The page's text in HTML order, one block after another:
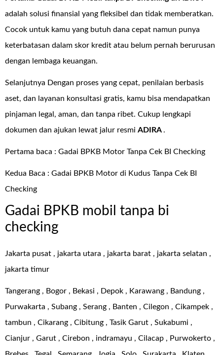
adalah solusi finansial yang fleksibel dan tidak memberatkan.
Cocok untuk kamu yang butuh dana cepat namun punya
keterbatasan dalam skor kredit atau belum pernah berurusan
dengan lembaga keuangan.
Selanjutnya Dengan proses yang cepat, penilaian berbasis
aset, dan layanan konsultasi gratis, kamu bisa mendapatkan
pinjaman legal, aman, dan tanpa ribet. Cukup lengkapi
dokumen dan ajukan lewat jalur resmi ADIRA .
Pertama baca : Gadai BPKB Motor Tanpa Cek BI Checking
Kedua Baca : Gadai BPKB Motor di Kudus Tanpa Cek BI
Checking
Gadai BPKB mobil tanpa bi
checking
Jakarta pusat , jakarta utara , jakarta barat , jakarta selatan ,
jakarta timur
Tangerang , Bogor , Bekasi , Depok , Karawang , Bandung ,
Purwakarta , Subang , Serang , Banten , Cilegon , Cikampek ,
tambun , Cikarang , Cibitung , Tasik Garut , Sukabumi ,
Cianjur , Garut , Cirebon , indramayu , Cilacap , Purwokerto ,